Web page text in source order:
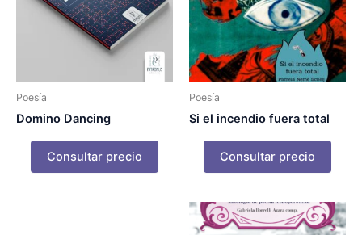
Poesía
Domino Dancing
Consultar precio
Poesía
Si el incendio fuera total
Consultar precio